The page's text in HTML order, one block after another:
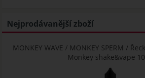
Nejprodávanější zboží
MONKEY WAVE / MONKEY SPERM /
Monkey shake&vape